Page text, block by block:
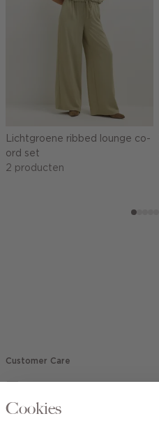
Lichtgroene ribbed lounge co-
ord set
2 producten
Customer Care
Cookies